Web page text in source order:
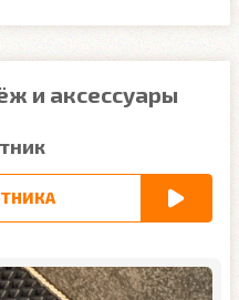
и аксессуары